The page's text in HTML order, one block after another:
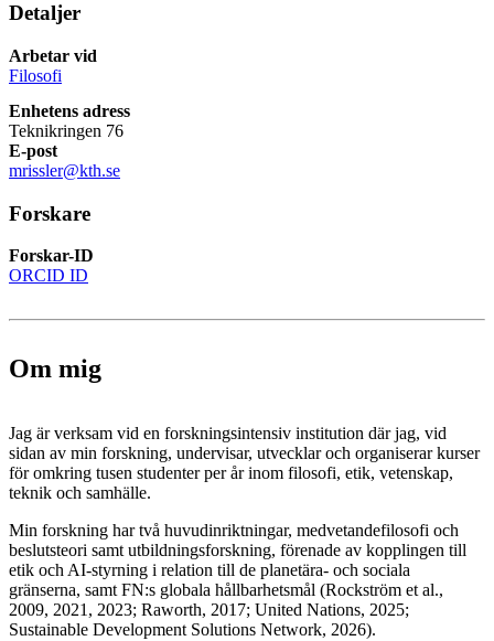
Detaljer
Arbetar vid
Filosofi
Enhetens adress
Teknikringen 76
E-post
mrissler@kth.se
Forskare
Forskar-ID
ORCID ID
Om mig
Jag är verksam vid en forskningsintensiv institution där jag, vid
sidan av min forskning, undervisar, utvecklar och organiserar kurser
för omkring tusen studenter per år inom filosofi, etik, vetenskap,
teknik och samhälle.
Min forskning har två huvudinriktningar, medvetandefilosofi och
beslutsteori samt utbildningsforskning, förenade av kopplingen till
etik och AI-styrning i relation till de planetära- och sociala
gränserna, samt FN:s globala hållbarhetsmål (Rockström et al.,
2009, 2021, 2023; Raworth, 2017; United Nations, 2025;
Sustainable Development Solutions Network, 2026).